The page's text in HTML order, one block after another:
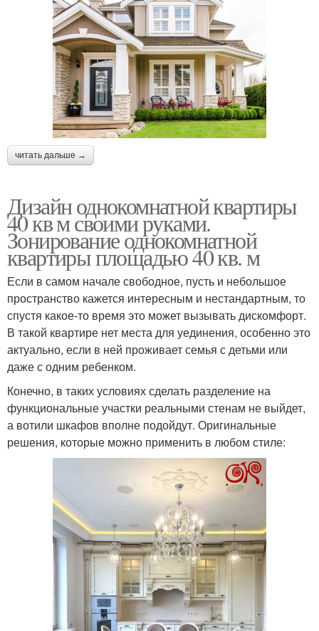
читать дальше →
Дизайн однокомнатной квартиры
40 кв м своими руками.
Зонирование однокомнатной
квартиры площадью 40 кв. м
Если в самом начале свободное, пусть и небольшое
пространство кажется интересным и нестандартным, то
спустя какое-то время это может вызывать дискомфорт.
В такой квартире нет места для уединения, особенно это
актуально, если в ней проживает семья с детьми или
даже с одним ребенком.
Конечно, в таких условиях сделать разделение на
функциональные участки реальными стенам не выйдет,
а вотили шкафов вполне подойдут. Оригинальные
решения, которые можно применить в любом стиле: